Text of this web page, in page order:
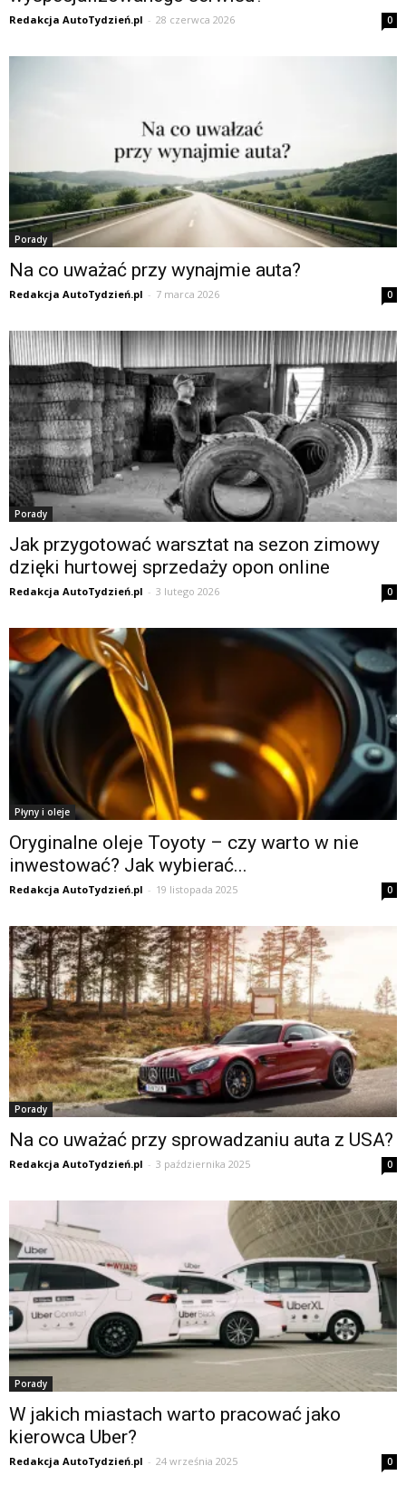
Redakcja AutoTydzień.pl - 28 czerwca 2026 0
Porady
Na co uważać przy wynajmie auta?
Redakcja AutoTydzień.pl - 7 marca 2026 0
Porady
Jak przygotować warsztat na sezon zimowy
dzięki hurtowej sprzedaży opon online
Redakcja AutoTydzień.pl - 3 lutego 2026 0
Płyny i oleje
Oryginalne oleje Toyoty – czy warto w nie
inwestować? Jak wybierać...
Redakcja AutoTydzień.pl - 19 listopada 2025 0
Porady
Na co uważać przy sprowadzaniu auta z USA?
Redakcja AutoTydzień.pl - 3 października 2025 0
Porady
W jakich miastach warto pracować jako
kierowca Uber?
Redakcja AutoTydzień.pl - 24 września 2025 0